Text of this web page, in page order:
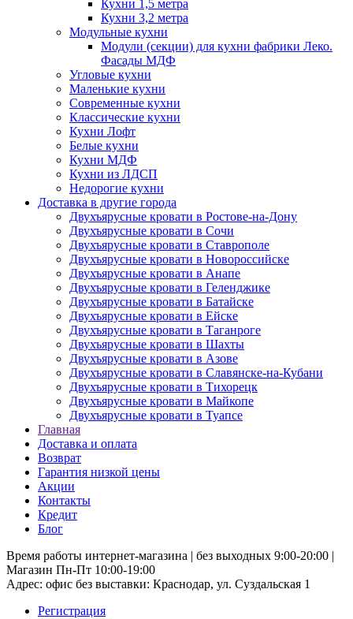
Кухни 1,5 метра
Кухни 3,2 метра
Модульные кухни
Модули (секции) для кухни фабрики Леко.
Фасады МДФ
Угловые кухни
Маленькие кухни
Современные кухни
Классические кухни
Кухни Лофт
Белые кухни
Кухни МДФ
Кухни из ЛДСП
Недорогие кухни
Доставка в другие города
Двухъярусные кровати в Ростове-на-Дону
Двухъярусные кровати в Сочи
Двухъярусные кровати в Ставрополе
Двухъярусные кровати в Новороссийске
Двухъярусные кровати в Анапе
Двухъярусные кровати в Геленджике
Двухъярусные кровати в Батайске
Двухъярусные кровати в Ейске
Двухъярусные кровати в Таганроге
Двухъярусные кровати в Шахты
Двухъярусные кровати в Азове
Двухъярусные кровати в Славянске-на-Кубани
Двухъярусные кровати в Тихорецк
Двухъярусные кровати в Майкопе
Двухъярусные кровати в Туапсе
Главная
Доставка и оплата
Возврат
Гарантия низкой цены
Акции
Контакты
Кредит
Блог
Время работы интернет-магазина | без выходных 9:00-20:00 |
Магазин Пн-Пт 10:00-19:00
Адрес: офис без выставки: Краснодар, ул. Суздальская 1
Регистрация